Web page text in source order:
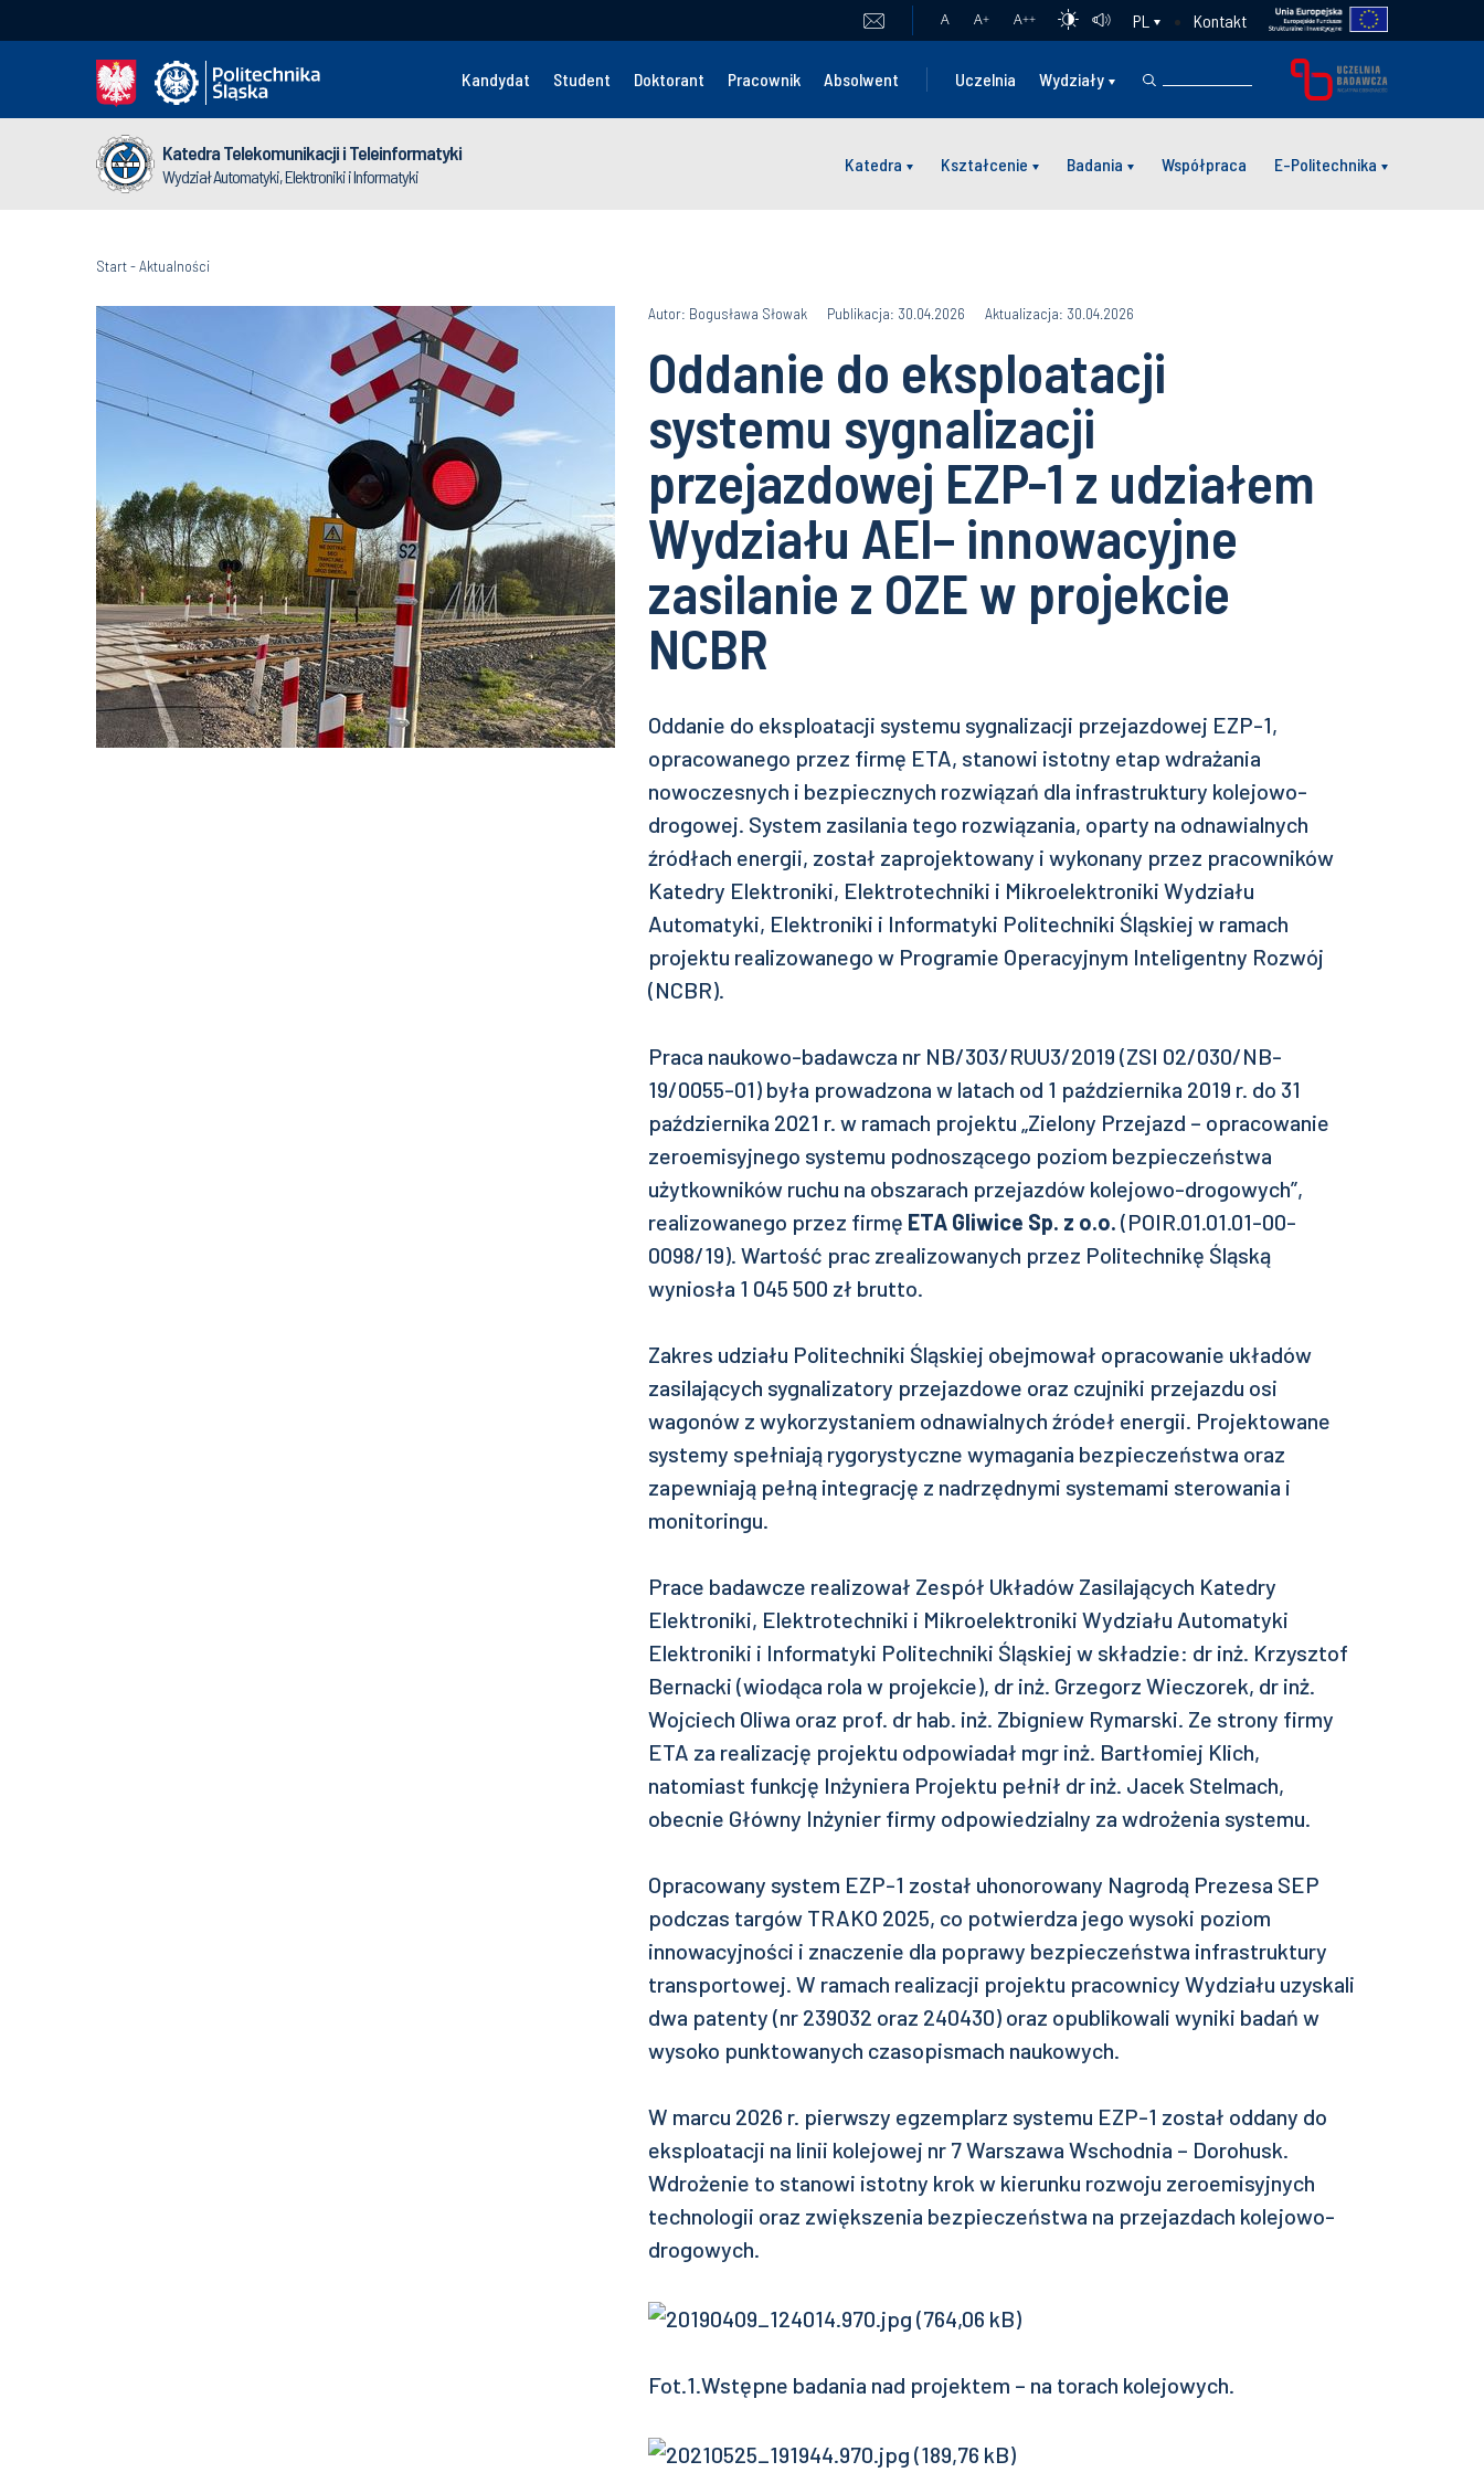
A A+ A++ PL Kontakt
Kandydat Student Doktorant Pracownik Absolwent Uczelnia Wydziały
Katedra Telekomunikacji i Teleinformatyki
Wydział Automatyki, Elektroniki i Informatyki
Katedra Kształcenie Badania Współpraca E-Politechnika
Start-Aktualności
Autor: Bogusława Słowak Publikacja: 30.04.2026 Aktualizacja: 30.04.2026
Oddanie do eksploatacji
systemu sygnalizacji
przejazdowej EZP-1 z udziałem
Wydziału AEI– innowacyjne
zasilanie z OZE w projekcie
NCBR
Oddanie do eksploatacji systemu sygnalizacji przejazdowej EZP-1,
opracowanego przez firmę ETA, stanowi istotny etap wdrażania
nowoczesnych i bezpiecznych rozwiązań dla infrastruktury kolejowo-
drogowej. System zasilania tego rozwiązania, oparty na odnawialnych
źródłach energii, został zaprojektowany i wykonany przez pracowników
Katedry Elektroniki, Elektrotechniki i Mikroelektroniki Wydziału
Automatyki, Elektroniki i Informatyki Politechniki Śląskiej w ramach
projektu realizowanego w Programie Operacyjnym Inteligentny Rozwój
(NCBR).
Praca naukowo-badawcza nr NB/303/RUU3/2019 (ZSI 02/030/NB-
19/0055-01) była prowadzona w latach od 1 października 2019 r. do 31
października 2021 r. w ramach projektu „Zielony Przejazd – opracowanie
zeroemisyjnego systemu podnoszącego poziom bezpieczeństwa
użytkowników ruchu na obszarach przejazdów kolejowo-drogowych”,
realizowanego przez firmę ETA Gliwice Sp. z o.o. (POIR.01.01.01-00-
0098/19). Wartość prac zrealizowanych przez Politechnikę Śląską
wyniosła 1 045 500 zł brutto.
Zakres udziału Politechniki Śląskiej obejmował opracowanie układów
zasilających sygnalizatory przejazdowe oraz czujniki przejazdu osi
wagonów z wykorzystaniem odnawialnych źródeł energii. Projektowane
systemy spełniają rygorystyczne wymagania bezpieczeństwa oraz
zapewniają pełną integrację z nadrzędnymi systemami sterowania i
monitoringu.
Prace badawcze realizował Zespół Układów Zasilających Katedry
Elektroniki, Elektrotechniki i Mikroelektroniki Wydziału Automatyki
Elektroniki i Informatyki Politechniki Śląskiej w składzie: dr inż. Krzysztof
Bernacki (wiodąca rola w projekcie), dr inż. Grzegorz Wieczorek, dr inż.
Wojciech Oliwa oraz prof. dr hab. inż. Zbigniew Rymarski. Ze strony firmy
ETA za realizację projektu odpowiadał mgr inż. Bartłomiej Klich,
natomiast funkcję Inżyniera Projektu pełnił dr inż. Jacek Stelmach,
obecnie Główny Inżynier firmy odpowiedzialny za wdrożenia systemu.
Opracowany system EZP-1 został uhonorowany Nagrodą Prezesa SEP
podczas targów TRAKO 2025, co potwierdza jego wysoki poziom
innowacyjności i znaczenie dla poprawy bezpieczeństwa infrastruktury
transportowej. W ramach realizacji projektu pracownicy Wydziału uzyskali
dwa patenty (nr 239032 oraz 240430) oraz opublikowali wyniki badań w
wysoko punktowanych czasopismach naukowych.
W marcu 2026 r. pierwszy egzemplarz systemu EZP-1 został oddany do
eksploatacji na linii kolejowej nr 7 Warszawa Wschodnia – Dorohusk.
Wdrożenie to stanowi istotny krok w kierunku rozwoju zeroemisyjnych
technologii oraz zwiększenia bezpieczeństwa na przejazdach kolejowo-
drogowych.
Fot.1.Wstępne badania nad projektem – na torach kolejowych.